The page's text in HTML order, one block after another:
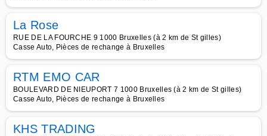
La Rose
RUE DE LA FOURCHE 9 1000 Bruxelles (à 2 km de St gilles)
Casse Auto, Pièces de rechange à Bruxelles
RTM EMO CAR
BOULEVARD DE NIEUPORT 7 1000 Bruxelles (à 2 km de St gilles)
Casse Auto, Pièces de rechange à Bruxelles
KHS TRADING